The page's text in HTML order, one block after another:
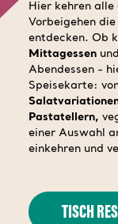
Hier kehren
Vorbeigehen
entdecken. Ob
Mittagessen und
Abendessen -
Speisekarte:
Pastatellern,
einer Auswahl
einkehren und
TISCH